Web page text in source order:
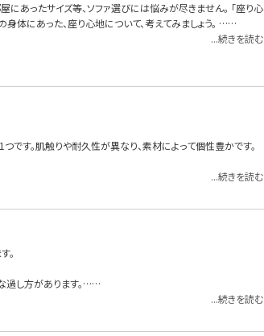
にあったサイズ等、ソファ選びには悩みが尽きません。 「座り心
体にあった、座り心地について、考えてみましょう。 ……
...続きを読む
す。肌触りや耐久性が異なり、素材によって個性豊かです。
...続きを読む
。
過し方があります。……
...続きを読む